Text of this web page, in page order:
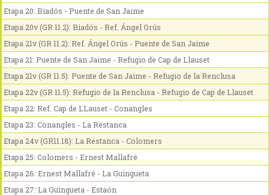
Etapa 20: Biadós - Puente de San Jaime
Etapa 20v (GR 11.2): Biadós - Ref. Ángel Orús
Etapa 21v (GR 11.2): Ref. Ángel Orús - Puente de San Jaime
Etapa 21: Puente de San Jaime - Refugio de Cap de Llauset
Etapa 21v (GR 11.5): Puente de San Jaime - Refugio de la Renclusa
Etapa 22v (GR 11.5): Refugio de la Renclusa - Refugio de Cap de Llauset
Etapa 22: Ref. Cap de LLauset - Conangles
Etapa 23: Conangles - La Restanca
Etapa 24v (GR11.18): La Restanca - Colomers
Etapa 25: Colomers - Ernest Mallafré
Etapa 26: Ernest Mallafré - La Guingueta
Etapa 27: La Guingueta - Estaón